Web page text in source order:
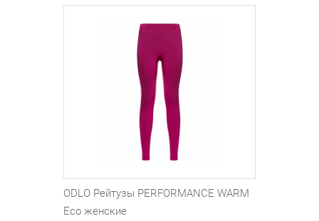
ODLO Рейтузы PERFORMANCE WARM
Eco женские